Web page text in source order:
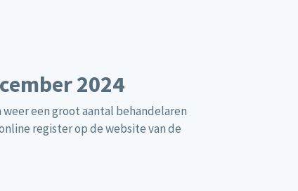
2024
een groot aantal behandelaren
register op de website van de